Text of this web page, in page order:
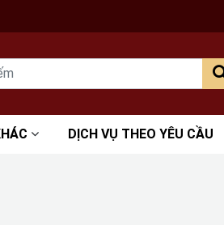
DỊCH VỤ THEO YÊU CẦU